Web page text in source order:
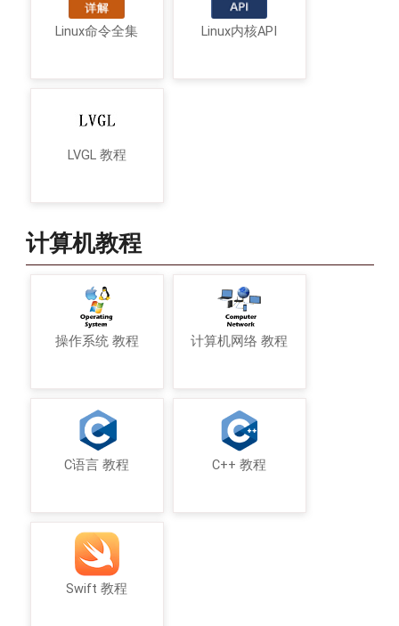
Linux命令全集 Linux内核API
LVGL 教程
计算机教程
操作系统 教程 计算机网络 教程
C语言 教程 C++ 教程
Swift 教程